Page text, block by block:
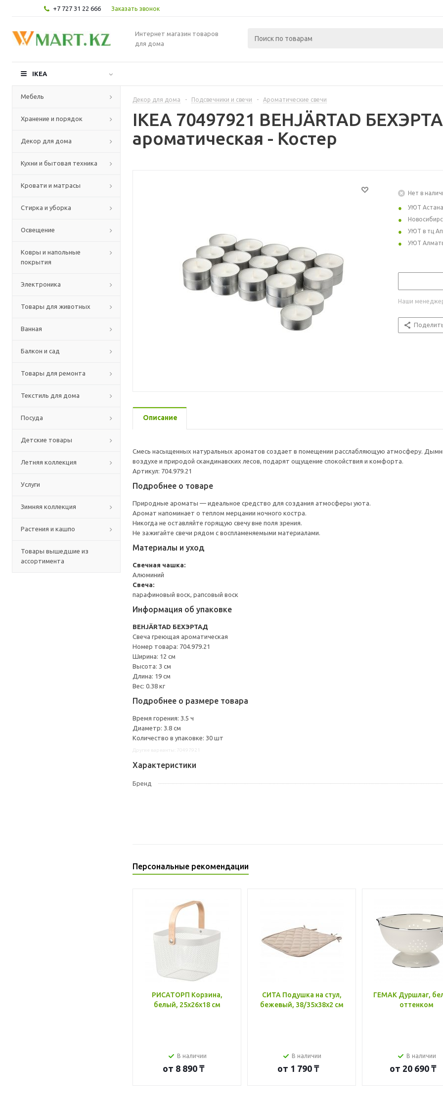
+7 727 31 22 666 Заказать звонок
Интернет магазин товаров
для дома
IKEA
Мебель
Хранение и порядок
Декор для дома
Кухни и бытовая техника
Кровати и матрасы
Стирка и уборка
Освещение
Ковры и напольные
покрытия
Электроника
Товары для животных
Ванная
Балкон и сад
Товары для ремонта
Текстиль для дома
Посуда
Детские товары
Летняя коллекция
Услуги
Зимняя коллекция
Растения и кашпо
Товары вышедшие из
ассортимента
Декор для дома - Подсвечники и свечи - Ароматические свечи
IKEA 70497921 BEHJÄRTAD
ароматическая - Костер
Нет в
УЮТ Астана
УЮТ в тц
УЮТ
Наши
Описание
Смесь насыщенных натуральных ароматов создает в помещении расслабляющую атмосферу.
воздухе и природой скандинавских лесов, подарят ощущение спокойствия и комфорта.
Артикул: 704.979.21
Подробнее о товаре
Природные ароматы — идеальное средство для создания атмосферы уюта.
Аромат напоминает о теплом мерцании ночного костра.
Никогда не оставляйте горящую свечу вне поля зрения.
Не зажигайте свечи рядом с воспламеняемыми материалами.
Материалы и уход
Свечная чашка:
Алюминий
Свеча:
парафиновый воск, рапсовый воск
Информация об упаковке
BEHJÄRTAD БЕХЭРТАД
Свеча греющая ароматическая
Номер товара: 704.979.21
Ширина: 12 см
Высота: 3 см
Длина: 19 см
Вес: 0.38 кг
Подробнее о размере товара
Время горения: 3.5 ч
Диаметр: 3.8 см
Количество в упаковке: 30 шт
Характеристики
Бренд
Персональные рекомендации
РИСАТОРП Корзина,
белый, 25x26x18 см
В наличии
от 8 890 ₸
СИТА Подушка на стул,
бежевый, 38/35x38x2 см
В наличии
от 1 790 ₸
ГЕМАК Дуршлаг,
оттенком
В наличии
от 20 690 ₸